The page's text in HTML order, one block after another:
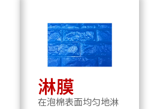
淋膜
在泡棉表面均匀地淋